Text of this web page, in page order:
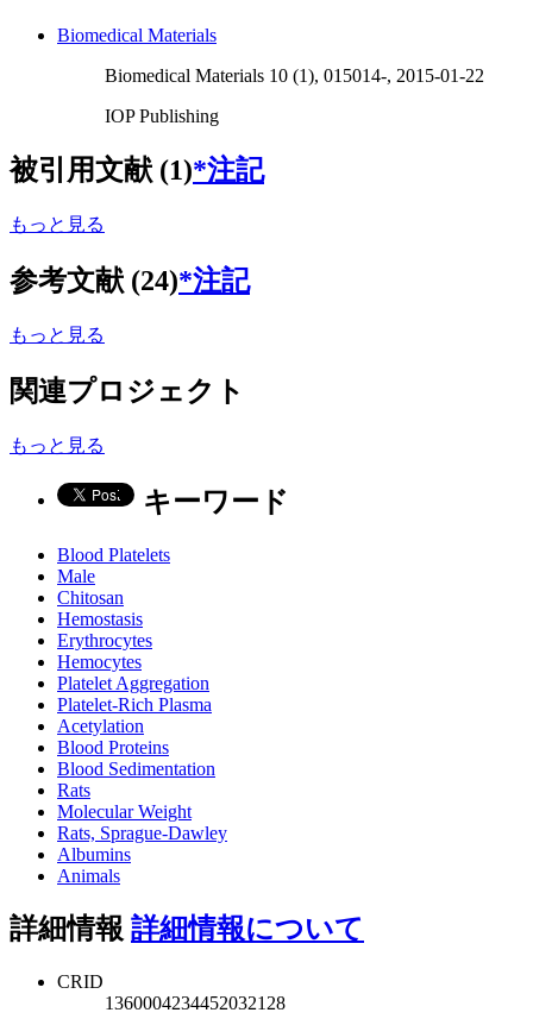
Biomedical Materials
Biomedical Materials 10 (1), 015014-, 2015-01-22
IOP Publishing
被引用文献 (1)*注記
もっと見る
参考文献 (24)*注記
もっと見る
関連プロジェクト
もっと見る
キーワード
Blood Platelets
Male
Chitosan
Hemostasis
Erythrocytes
Hemocytes
Platelet Aggregation
Platelet-Rich Plasma
Acetylation
Blood Proteins
Blood Sedimentation
Rats
Molecular Weight
Rats, Sprague-Dawley
Albumins
Animals
詳細情報 詳細情報について
CRID
1360004234452032128